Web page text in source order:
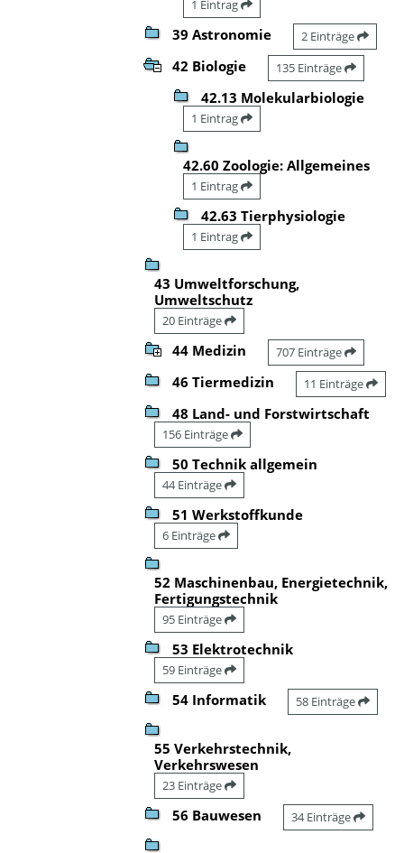
1 Eintrag
39 Astronomie 2 Einträge
42 Biologie 135 Einträge
42.13 Molekularbiologie
1 Eintrag
42.60 Zoologie: Allgemeines
1 Eintrag
42.63 Tierphysiologie
1 Eintrag
43 Umweltforschung,
Umweltschutz
20 Einträge
44 Medizin 707 Einträge
46 Tiermedizin 11 Einträge
48 Land- und Forstwirtschaft
156 Einträge
50 Technik allgemein
44 Einträge
51 Werkstoffkunde
6 Einträge
52 Maschinenbau, Energietechnik,
Fertigungstechnik
95 Einträge
53 Elektrotechnik
59 Einträge
54 Informatik 58 Einträge
55 Verkehrstechnik,
Verkehrswesen
23 Einträge
56 Bauwesen 34 Einträge